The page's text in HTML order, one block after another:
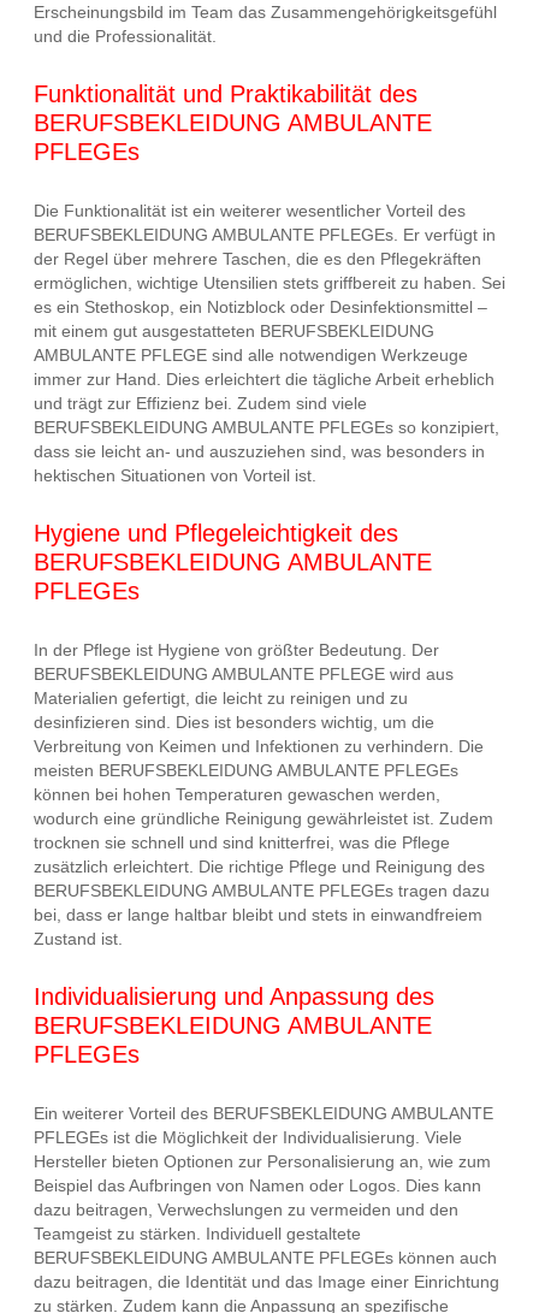
Erscheinungsbild im Team das Zusammengehörigkeitsgefühl
und die Professionalität.
Funktionalität und Praktikabilität des
BERUFSBEKLEIDUNG AMBULANTE
PFLEGEs
Die Funktionalität ist ein weiterer wesentlicher Vorteil des
BERUFSBEKLEIDUNG AMBULANTE PFLEGEs. Er verfügt in
der Regel über mehrere Taschen, die es den Pflegekräften
ermöglichen, wichtige Utensilien stets griffbereit zu haben. Sei
es ein Stethoskop, ein Notizblock oder Desinfektionsmittel –
mit einem gut ausgestatteten BERUFSBEKLEIDUNG
AMBULANTE PFLEGE sind alle notwendigen Werkzeuge
immer zur Hand. Dies erleichtert die tägliche Arbeit erheblich
und trägt zur Effizienz bei. Zudem sind viele
BERUFSBEKLEIDUNG AMBULANTE PFLEGEs so konzipiert,
dass sie leicht an- und auszuziehen sind, was besonders in
hektischen Situationen von Vorteil ist.
Hygiene und Pflegeleichtigkeit des
BERUFSBEKLEIDUNG AMBULANTE
PFLEGEs
In der Pflege ist Hygiene von größter Bedeutung. Der
BERUFSBEKLEIDUNG AMBULANTE PFLEGE wird aus
Materialien gefertigt, die leicht zu reinigen und zu
desinfizieren sind. Dies ist besonders wichtig, um die
Verbreitung von Keimen und Infektionen zu verhindern. Die
meisten BERUFSBEKLEIDUNG AMBULANTE PFLEGEs
können bei hohen Temperaturen gewaschen werden,
wodurch eine gründliche Reinigung gewährleistet ist. Zudem
trocknen sie schnell und sind knitterfrei, was die Pflege
zusätzlich erleichtert. Die richtige Pflege und Reinigung des
BERUFSBEKLEIDUNG AMBULANTE PFLEGEs tragen dazu
bei, dass er lange haltbar bleibt und stets in einwandfreiem
Zustand ist.
Individualisierung und Anpassung des
BERUFSBEKLEIDUNG AMBULANTE
PFLEGEs
Ein weiterer Vorteil des BERUFSBEKLEIDUNG AMBULANTE
PFLEGEs ist die Möglichkeit der Individualisierung. Viele
Hersteller bieten Optionen zur Personalisierung an, wie zum
Beispiel das Aufbringen von Namen oder Logos. Dies kann
dazu beitragen, Verwechslungen zu vermeiden und den
Teamgeist zu stärken. Individuell gestaltete
BERUFSBEKLEIDUNG AMBULANTE PFLEGEs können auch
dazu beitragen, die Identität und das Image einer Einrichtung
zu stärken. Zudem kann die Anpassung an spezifische